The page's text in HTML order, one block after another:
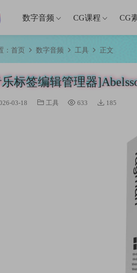
数字音频 CG课程 CG
： 首页 数字音频 工具 正文
标签编辑管理器
03-18 工具 633 185